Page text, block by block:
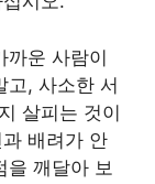
까운 사람이
고, 사소한 서
살피는 것이
배려가 안
을 깨달아 보